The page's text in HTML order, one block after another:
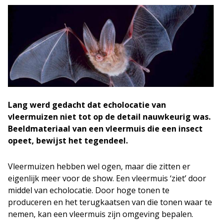
Lang werd gedacht dat echolocatie van
vleermuizen niet tot op de detail nauwkeurig was.
Beeldmateriaal van een vleermuis die een insect
opeet, bewijst het tegendeel.
Vleermuizen hebben wel ogen, maar die zitten er
eigenlijk meer voor de show. Een vleermuis ‘ziet’ door
middel van echolocatie. Door hoge tonen te
produceren en het terugkaatsen van die tonen waar te
nemen, kan een vleermuis zijn omgeving bepalen.